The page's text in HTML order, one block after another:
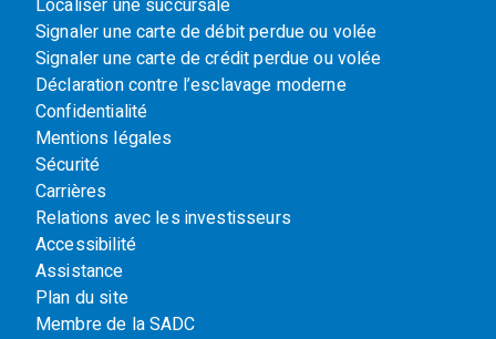
Signaler une carte de débit perdue ou volée
Signaler une carte de crédit perdue ou volée
Déclaration contre l’esclavage moderne
Confidentialité
Mentions légales
Sécurité
Carrières
Relations avec les investisseurs
Accessibilité
Assistance
Plan du site
Membre de la SADC